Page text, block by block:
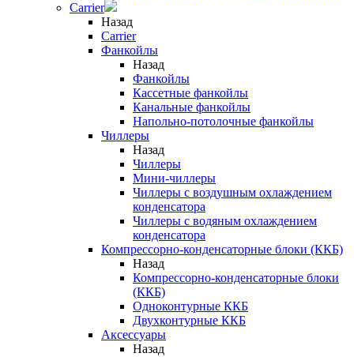
Carrier
Назад
Carrier
Фанкойлы
Назад
Фанкойлы
Кассетные фанкойлы
Канальные фанкойлы
Напольно-потолочные фанкойлы
Чиллеры
Назад
Чиллеры
Мини-чиллеры
Чиллеры с воздушным охлаждением
конденсатора
Чиллеры с водяным охлаждением
конденсатора
Компрессорно-конденсаторные блоки (ККБ)
Назад
Компрессорно-конденсаторные блоки
(ККБ)
Одноконтурные ККБ
Двухконтурные ККБ
Аксессуары
Назад